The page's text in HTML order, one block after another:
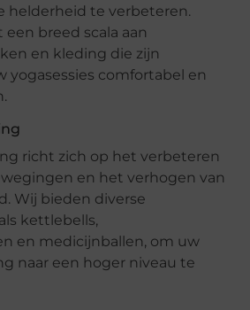
helderheid te verbeteren.
breed scala aan
en kleding die zijn
yogasessies comfortabel en
richt zich op het verbeteren
en het verhogen van
Wij bieden diverse
kettlebells,
en medicijnballen, om uw
naar een hoger niveau te